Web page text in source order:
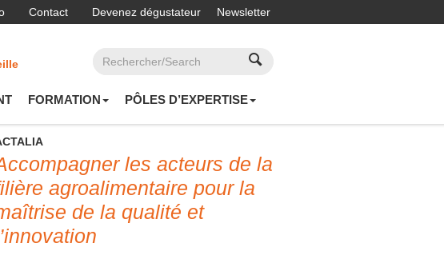
Newsletter
Contact Devenez dégustateur
FORMATION PÔLES D’EXPERTISE
les acteurs de la
agroalimentaire pour la
de la qualité et